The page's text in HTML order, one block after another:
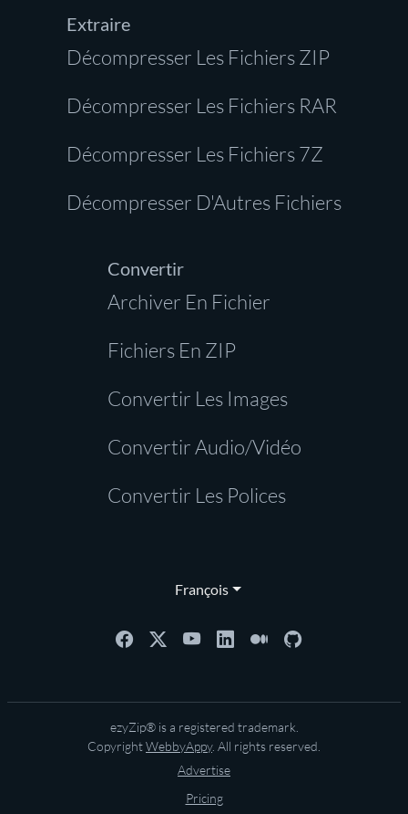
Extraire
Décompresser Les Fichiers ZIP
Décompresser Les Fichiers RAR
Décompresser Les Fichiers 7Z
Décompresser D'Autres Fichiers
Convertir
Archiver En Fichier
Fichiers En ZIP
Convertir Les Images
Convertir Audio/Vidéo
Convertir Les Polices
François
ezyZip® is a registered trademark.
CopyrightWebbyAppy. All rights reserved.
Advertise
Pricing